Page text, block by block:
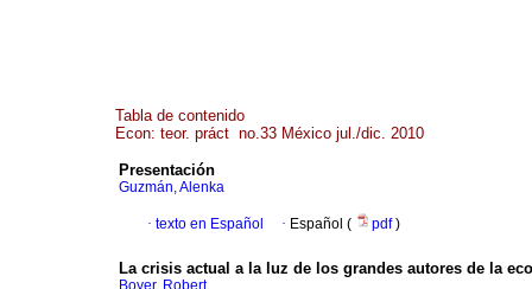
Tabla de contenido
Econ: teor. práct no.33 México jul./dic. 2010
Presentación
Guzmán, Alenka
· texto en Español · Español ( pdf)
La crisis actual a la luz de los grandes autores de la